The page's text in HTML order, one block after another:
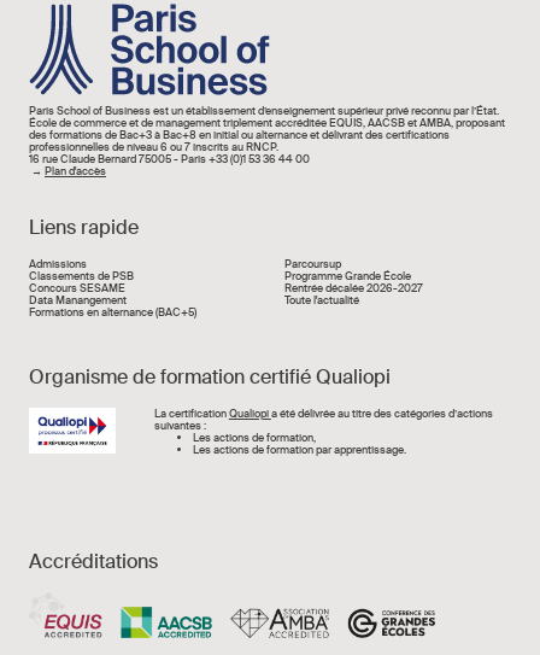
Image
Paris School of Business est un établissement d’enseignement supérieur privé reconnu par l’État.
École de commerce et de management triplement accréditée EQUIS, AACSB et AMBA, proposant
des formations de Bac+3 à Bac+8 en initial ou alternance et délivrant des certifications
professionnelles de niveau 6 ou 7 inscrits au RNCP.
16 rue Claude Bernard 75005 - Paris +33 (0)1 53 36 44 00
→ Plan d'accès
Liens rapide
Liens rapide
Admissions
Classements de PSB
Concours SESAME
Data Manangement
Formations en alternance (BAC+5)
Parcoursup
Programme Grande École
Rentrée décalée 2026-2027
Toute l'actualité
Organisme de formation certifié Qualiopi
Image La certificationQualiopia été délivrée au titre des catégories d’actions
suivantes :
Les actions de formation,
Les actions de formation par apprentissage.
Accréditations